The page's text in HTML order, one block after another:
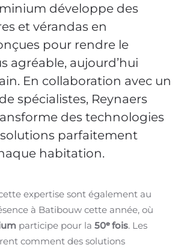
développe des
et vérandas en
pour rendre le
agréable, aujourd’hui
En collaboration avec un
spécialistes, Reynaers
des technologies
parfaitement
habitation.
expertise sont également au
à Batibouw cette année, où
participe pour la 50ᵉfois. Les
comment des solutions